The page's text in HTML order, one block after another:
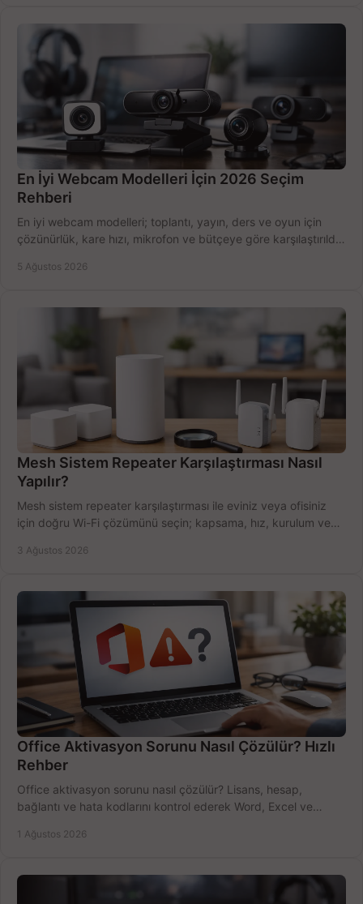
En İyi Webcam Modelleri İçin 2026 Seçim
Rehberi
En iyi webcam modelleri; toplantı, yayın, ders ve oyun için
çözünürlük, kare hızı, mikrofon ve bütçeye göre karşılaştırıldı.
5 Ağustos 2026
Mesh Sistem Repeater Karşılaştırması Nasıl
Yapılır?
Mesh sistem repeater karşılaştırması ile eviniz veya ofisiniz
için doğru Wi-Fi çözümünü seçin; kapsama, hız, kurulum ve
3 Ağustos 2026
Office Aktivasyon Sorunu Nasıl Çözülür? Hızlı
Rehber
Office aktivasyon sorunu nasıl çözülür? Lisans, hesap,
bağlantı ve hata kodlarını kontrol ederek Word, Excel ve
1 Ağustos 2026